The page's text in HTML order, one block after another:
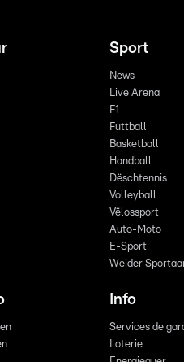
Sport
News
Live Arena
F1
Futtball
Basketball
Handball
Dëschtennis
Volleyball
Vëlossport
Auto-Moto
E-Sport
Weider
Info
Services de
Loterie